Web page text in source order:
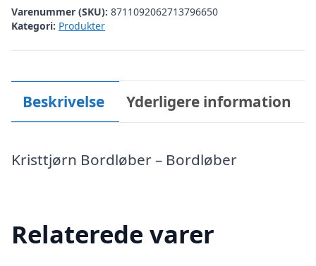
Varenummer (SKU): 8711092062713796650
Kategori: Produkter
Beskrivelse Yderligere information
Kristtjørn Bordløber – Bordløber
Relaterede varer